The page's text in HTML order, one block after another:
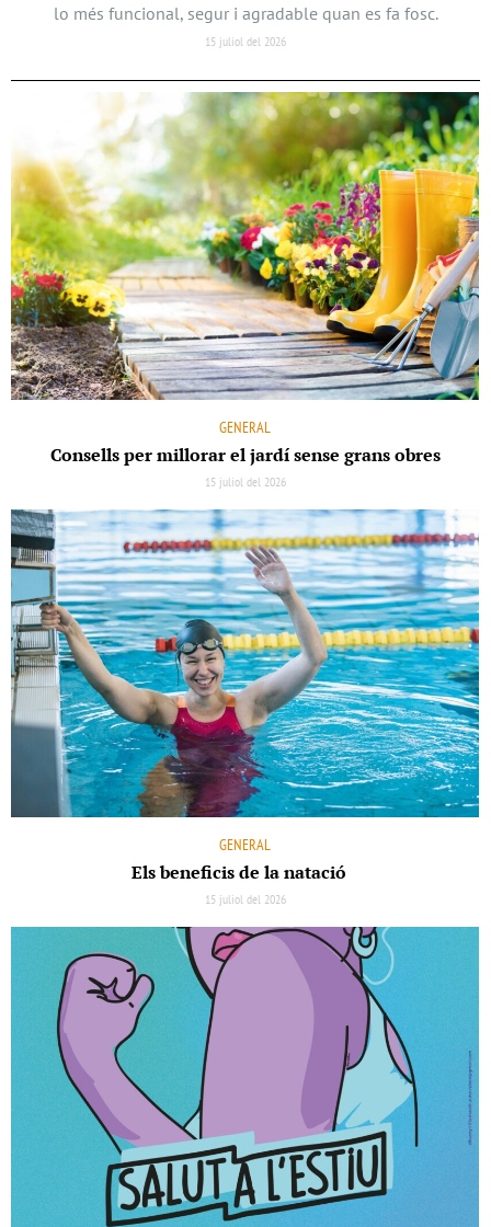
lo més funcional, segur i agradable quan es fa fosc.
15 juliol del 2026
GENERAL
Consells per millorar el jardí sense grans obres
15 juliol del 2026
GENERAL
Els beneﬁcis de la natació
15 juliol del 2026